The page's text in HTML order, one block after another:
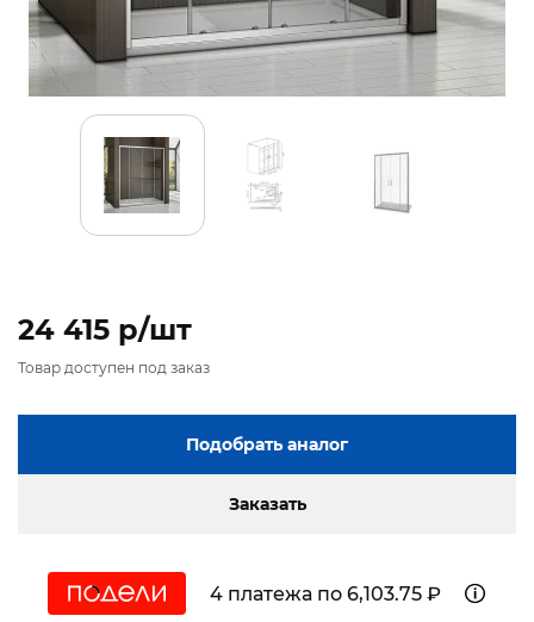
24 415 p/шт
Товар доступен под заказ
Подобрать аналог
Заказать
4 платежа по 6,103.75 ₽